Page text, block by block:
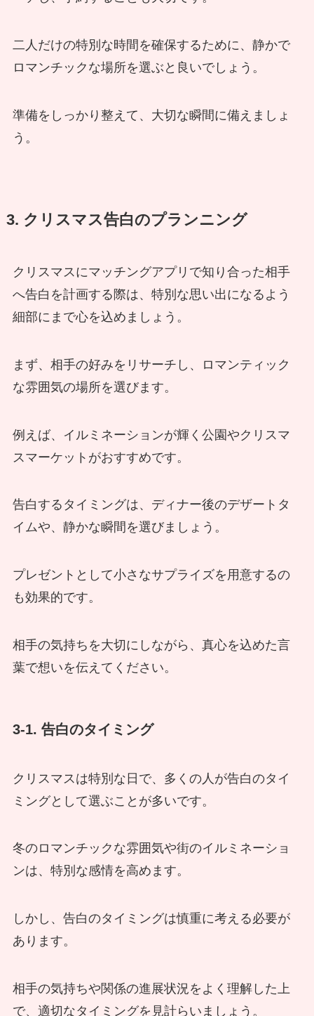
二人だけの特別な時間を確保するために、静かで
ロマンチックな場所を選ぶと良いでしょう。
準備をしっかり整えて、大切な瞬間に備えましょ
う。
3. クリスマス告白のプランニング
クリスマスにマッチングアプリで知り合った相手
へ告白を計画する際は、特別な思い出になるよう
細部にまで心を込めましょう。
まず、相手の好みをリサーチし、ロマンティック
な雰囲気の場所を選びます。
例えば、イルミネーションが輝く公園やクリスマ
スマーケットがおすすめです。
告白するタイミングは、ディナー後のデザートタ
イムや、静かな瞬間を選びましょう。
プレゼントとして小さなサプライズを用意するの
も効果的です。
相手の気持ちを大切にしながら、真心を込めた言
葉で想いを伝えてください。
3-1. 告白のタイミング
クリスマスは特別な日で、多くの人が告白のタイ
ミングとして選ぶことが多いです。
冬のロマンチックな雰囲気や街のイルミネーショ
ンは、特別な感情を高めます。
しかし、告白のタイミングは慎重に考える必要が
あります。
相手の気持ちや関係の進展状況をよく理解した上
で、適切なタイミングを見計らいましょう。